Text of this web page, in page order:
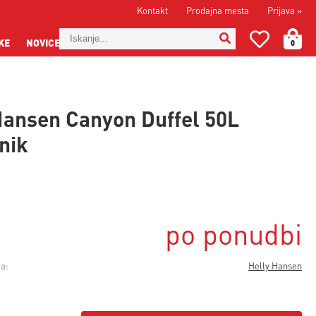
Prijava »
Kontakt Prodajna mesta
0
NOVICE
Canyon Duffel 50L
po ponudbi
Helly Hansen